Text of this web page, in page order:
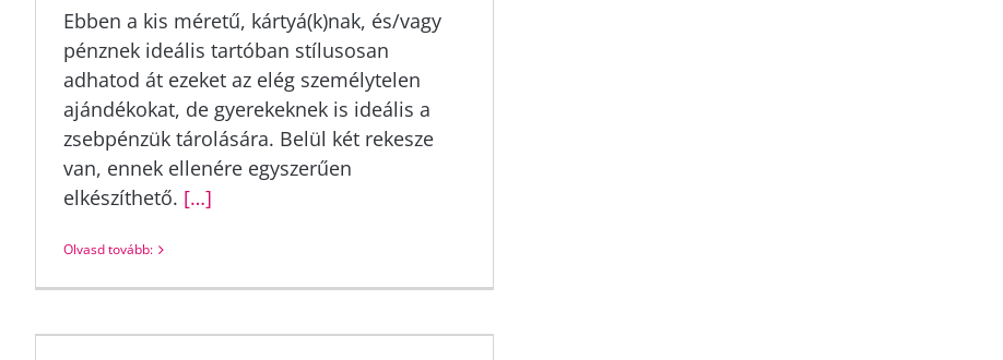
Ebben a kis méretű, kártyá(k)nak, és/vagy
pénznek ideális tartóban stílusosan
adhatod át ezeket az elég személytelen
ajándékokat, de gyerekeknek is ideális a
zsebpénzük tárolására. Belül két rekesze
van, ennek ellenére egyszerűen
elkészíthető. […]
Olvasd tovább: